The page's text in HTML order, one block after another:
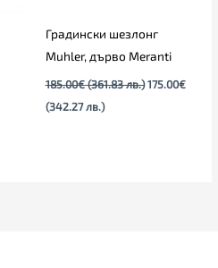
Градински шезлонг
Muhler, дърво Meranti
185.00€ (361.83 лв.) 175.00€
(342.27 лв.)